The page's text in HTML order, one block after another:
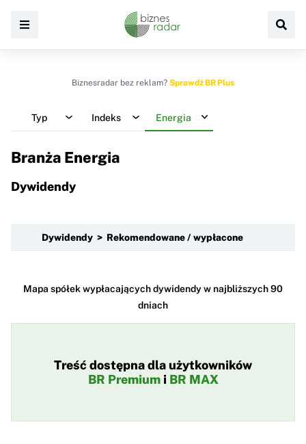
Biznesradar bez reklam? Sprawdź BR Plus
Typ Indeks Energia
Branża Energia
Dywidendy
Dywidendy > Rekomendowane / wypłacone
Mapa spółek wypłacających dywidendy w najbliższych 90
dniach
Treść dostępna dla użytkowników
BR Premiumi BR MAX